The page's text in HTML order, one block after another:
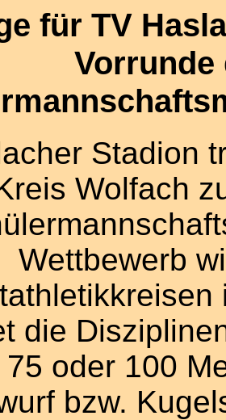
für TV
Vorrunde
Stadion
Wolfach
Wettbewerb
die
oder 100
bzw.